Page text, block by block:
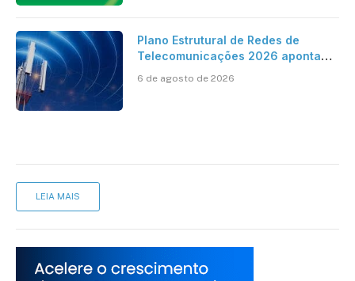
Plano Estrutural de Redes de
Telecomunicações 2026 aponta
mantém desafio
6 de agosto de 2026
LEIA MAIS